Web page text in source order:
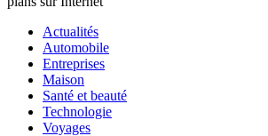
Actualités
Automobile
Entreprises
Maison
Santé et beauté
Technologie
Voyages